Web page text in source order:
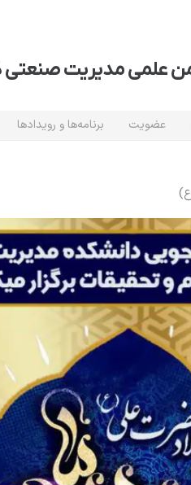
علمی مدیریت صنعتی
عضویت برنامه‌ها و رویدادها